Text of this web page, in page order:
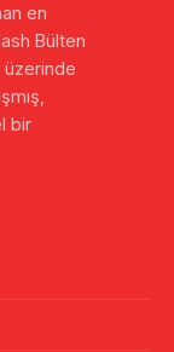
en
Bülten
bir